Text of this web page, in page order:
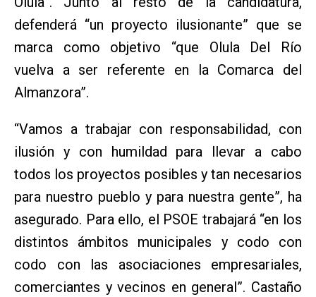
defenderá “un proyecto ilusionante” que se
marca como objetivo “que Olula Del Río
vuelva a ser referente en la Comarca del
Almanzora”.
“Vamos a trabajar con responsabilidad, con
ilusión y con humildad para llevar a cabo
todos los proyectos posibles y tan necesarios
para nuestro pueblo y para nuestra gente”, ha
asegurado. Para ello, el PSOE trabajará “en los
distintos ámbitos municipales y codo con
codo con las asociaciones empresariales,
comerciantes y vecinos en general”. Castaño